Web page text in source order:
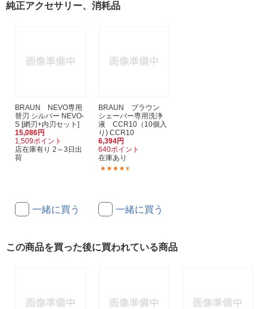
純正アクセサリー、消耗品
BRAUN NEVO専用
替刃 シルバー NEVO-
S [網刃+内刃セット]
15,086円
1,509ポイント
店在庫有り 2～3日出
荷
一緒に買う
BRAUN ブラウン
シェーバー専用洗浄
液 CCR10（10個入
り) CCR10
6,394円
640ポイント
在庫あり
一緒に買う
この商品を買った後に買われている商品